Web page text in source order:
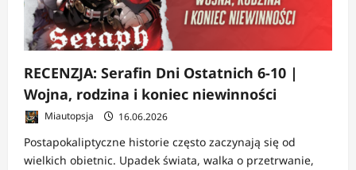
RECENZJA: Serafin Dni Ostatnich 6-10 |
Wojna, rodzina i koniec niewinności
Miautopsja 16.06.2026
Postapokaliptyczne historie często zaczynają się od
wielkich obietnic. Upadek świata, walka o przetrwanie,